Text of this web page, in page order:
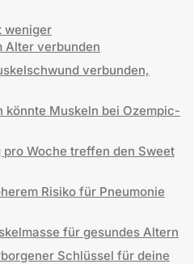
weniger
Alter verbunden
verbunden,
könnte Muskeln bei Ozempic-
Woche treffen den Sweet
Risiko für Pneumonie
für gesundes Altern
Schlüssel für deine